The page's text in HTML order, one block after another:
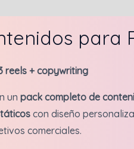
para
reels + copywriting
un pack completo de
con diseño
comerciales.